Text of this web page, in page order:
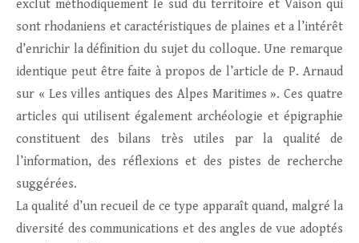
exclut méthodiquement le sud du territoire et Vaison qui
sont rhodaniens et caractéristiques de plaines et a l’intérêt
d’enrichir la définition du sujet du colloque. Une remarque
identique peut être faite à propos de l’article de P. Arnaud
sur « Les villes antiques des Alpes Maritimes ». Ces quatre
articles qui utilisent également archéologie et épigraphie
constituent des bilans très utiles par la qualité de
l’information, des réflexions et des pistes de recherche
suggérées.
La qualité d’un recueil de ce type apparaît quand, malgré la
diversité des communications et des angles de vue adoptés